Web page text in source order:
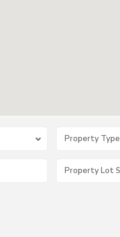
Property Type